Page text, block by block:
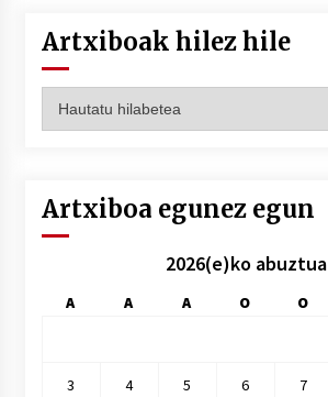
Artxiboak hilez hile
hilez
Artxiboa egunez egun
2026(e)ko abuztua
A A A O O
3 4 5 6 7